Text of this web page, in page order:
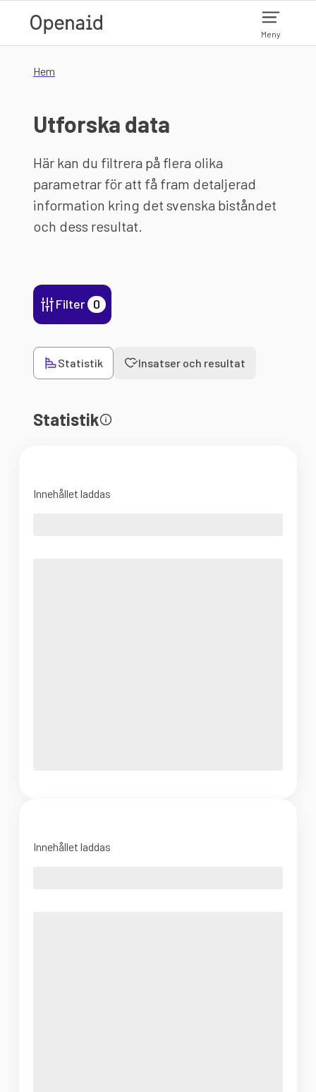
Meny
Hem
Utforska data
Här kan du filtrera på flera olika
parametrar för att få fram detaljerad
information kring det svenska biståndet
och dess resultat.
Filter 0
Statistik Insatser och resultat
Statistik
Innehållet laddas
Innehållet laddas